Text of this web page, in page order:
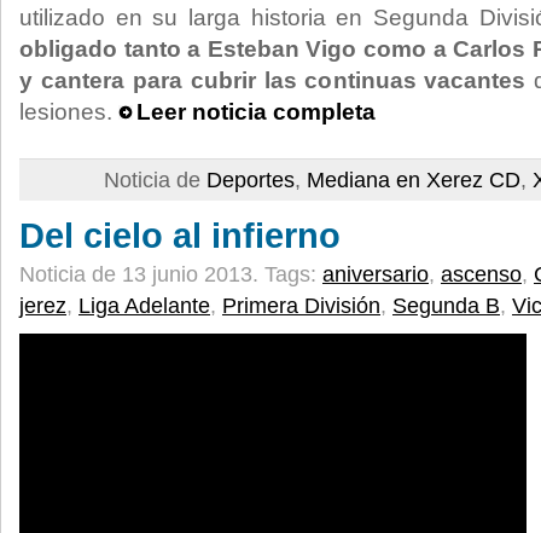
utilizado en su larga historia en Segunda
obligado tanto a Esteban Vigo como a Carlos
y cantera para cubrir las continuas vacantes
lesiones.
Leer noticia completa
Noticia de Deportes, Mediana en Xerez CD,
Del cielo al infierno
Noticia de 13 junio 2013. Tags: aniversario, ascenso,
jerez, Liga Adelante, Primera División, Segunda B,